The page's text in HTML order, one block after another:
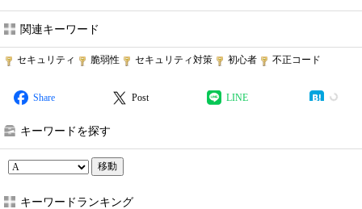
関連キーワード
セキュリティ 脆弱性 セキュリティ対策 初心者 不正コード
Share Post LINE
キーワードを探す
移動
キーワードランキング